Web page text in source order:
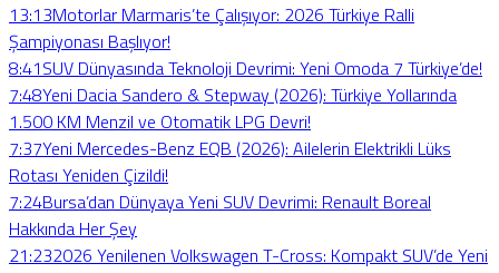
13:13Motorlar Marmaris’te Çalışıyor: 2026 Türkiye Ralli
Şampiyonası Başlıyor!
8:41SUV Dünyasında Teknoloji Devrimi: Yeni Omoda 7 Türkiye’de!
7:48Yeni Dacia Sandero & Stepway (2026): Türkiye Yollarında
1.500 KM Menzil ve Otomatik LPG Devri!
7:37Yeni Mercedes-Benz EQB (2026): Ailelerin Elektrikli Lüks
Rotası Yeniden Çizildi!
7:24Bursa’dan Dünyaya Yeni SUV Devrimi: Renault Boreal
Hakkında Her Şey
21:232026 Yenilenen Volkswagen T-Cross: Kompakt SUV’de Yeni